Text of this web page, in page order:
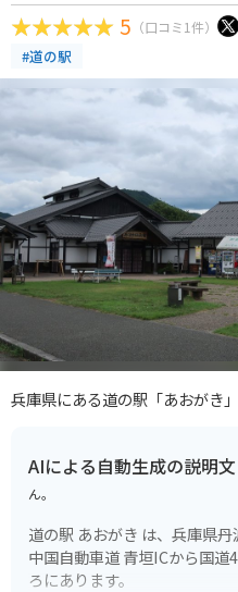
5 （口コミ1件）
#道の駅
兵庫県にある道の駅「あおがき」
AIによる自動生成の説明文
ん。
道の駅 あおがき は、兵庫県丹
中国自動車道 青垣ICから国
ろにあります。